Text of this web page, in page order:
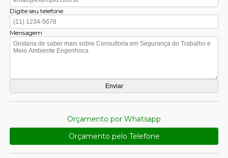
Digite seu telefone
Mensagem
Orçamento por Whatsapp
Orçamento pelo Telefone